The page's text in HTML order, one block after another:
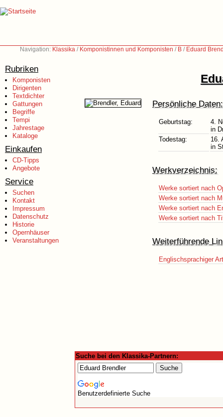
Navigation: Klassika / Komponistinnen und Komponisten / B / Eduard
Rubriken
Komponisten
Dirigenten
Textdichter
Gattungen
Begriffe
Tempi
Jahrestage
Kataloge
Einkaufen
CD-Tipps
Angebote
Service
Suchen
Kontakt
Impressum
Datenschutz
Historie
Opernhäuser
Veranstaltungen
Persönliche Daten:
Geburtstag:
4.
in
Todestag:
16.
in
Werkverzeichnis:
Werke sortiert nach
Werke sortiert nach
Werke sortiert nach
Werke sortiert nach
Weiterführende
Englischsprachiger
Suche bei den Klassika-Partnern:
Benutzerdefinierte Suche